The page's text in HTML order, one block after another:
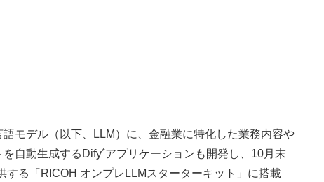
モデル（以下、LLM）に、金融業に特化した業務内容や
自動生成するDify*アプリケーションも開発し、10月末
る「RICOH オンプレLLMスターターキット」に搭載